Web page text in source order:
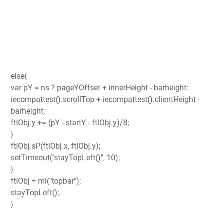
else{
var pY = ns ? pageYOffset + innerHeight - barheight:
iecompattest().scrollTop + iecompattest().clientHeight -
barheight;
ftlObj.y += (pY - startY - ftlObj.y)/8;
}
ftlObj.sP(ftlObj.x, ftlObj.y);
setTimeout("stayTopLeft()", 10);
}
ftlObj = ml("topbar");
stayTopLeft();
}